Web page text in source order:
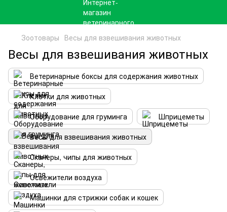
Зоотовары Весы для взвешивания животных
Весы для взвешивания животных
Ветеринарные боксы для содержания животных
Клетки для животных
Оборудование для груминга
Шприцеметы
Весы для взвешивания животных
Сканеры, чипы для животных
Освежители воздуха
Машинки для стрижки собак и кошек